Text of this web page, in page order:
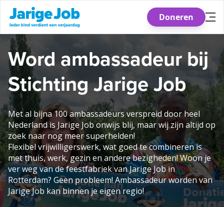
Skip
the
content
Doneren
Word ambassadeur bij
Stichting Jarige Job
Met al bijna 100 ambassadeurs verspreid door heel
Nederland is Jarige Job onwijs blij, maar wij zijn altijd op
zoek naar nog meer superhelden!
Flexibel vrijwilligerswerk, wat goed te combineren is
met thuis, werk, gezin en andere bezigheden! Woon je
ver weg van de feestfabriek van Jarige Job in
Rotterdam? Geen probleem! Ambassadeur worden van
Jarige Job kan binnen je eigen regio!